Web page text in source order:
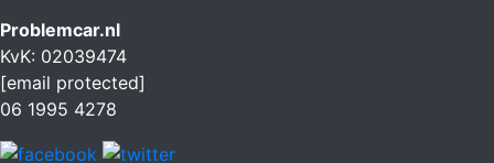
Problemcar.nl
KvK: 02039474
[email protected]
06 1995 4278